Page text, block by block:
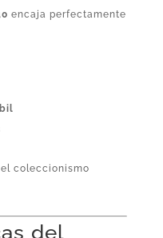
encaja perfectamente
coleccionismo
del